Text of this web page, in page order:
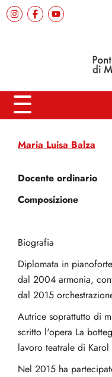
Maria Luisa Balza
Docente ordinario
Composizione
Biografia
Diplomata in
dal 2004 armonia,
dal 2015
Autrice soprattutto di
scritto l'opera La
lavoro teatrale di
Nel 2015 ha